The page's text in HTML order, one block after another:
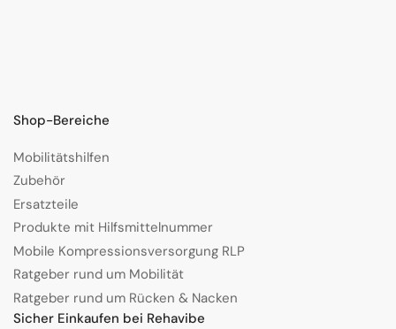
Shop-Bereiche
Mobilitätshilfen
Zubehör
Ersatzteile
Produkte mit Hilfsmittelnummer
Mobile Kompressionsversorgung RLP
Ratgeber rund um Mobilität
Ratgeber rund um Rücken & Nacken
Sicher Einkaufen bei Rehavibe